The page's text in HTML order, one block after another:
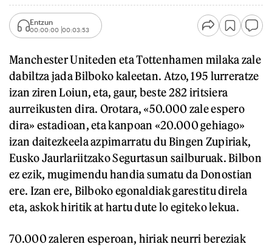
Entzun
00:00:00 00:03:53
Manchester Uniteden eta Tottenhamen milaka zale
dabiltza jada Bilboko kaleetan. Atzo, 195 lurreratze
izan ziren Loiun, eta, gaur, beste 282 iritsiera
aurreikusten dira. Orotara, «50.000 zale espero
dira» estadioan, eta kanpoan «20.000 gehiago»
izan daitezkeela azpimarratu du Bingen Zupiriak,
Eusko Jaurlariitzako Segurtasun sailburuak. Bilbon
ez ezik, mugimendu handia sumatu da Donostian
ere. Izan ere, Bilboko egonaldiak garestitu direla
eta, askok hiritik at hartu dute lo egiteko lekua.
70.000 zaleren esperoan, hiriak neurri bereziak